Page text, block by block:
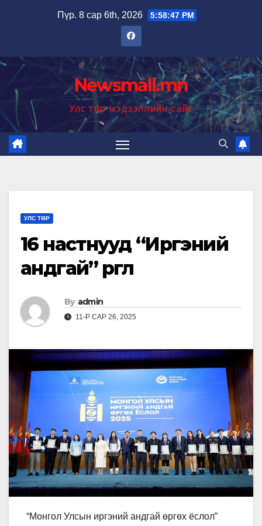
Пүр. 8 сар 6th, 2026 5:58:48 PM
Newsmall.mn
Улс төр мэдээллийн сайт
УЛС ТӨР
16 настнууд “Иргэний
андгай” өргөлөө
By admin
11-Р САР 26, 2025
“Монгол Улсын иргэний андгай өргөх ёслол”